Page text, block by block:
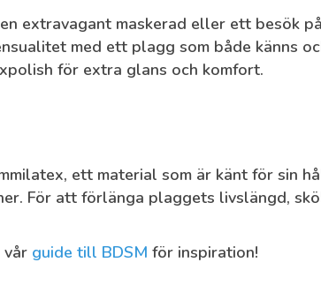
extravagant maskerad eller ett besök
med ett plagg som både känns
för extra glans och komfort.
ett material som är känt för sin
För att förlänga plaggets livslängd,
guide till BDSM för inspiration!